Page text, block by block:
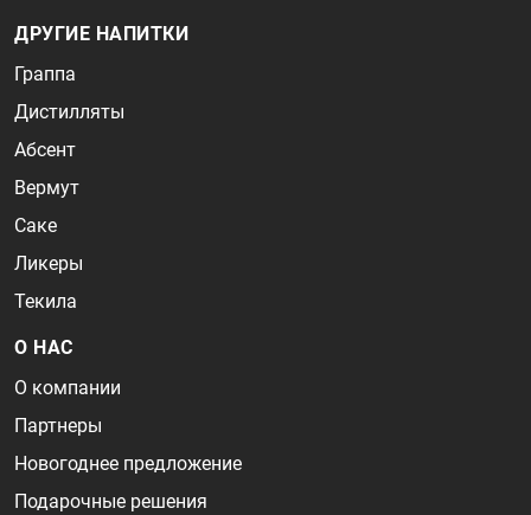
ДРУГИЕ НАПИТКИ
Граппа
Дистилляты
Абсент
Вермут
Саке
Ликеры
Текила
О НАС
О компании
Партнеры
Новогоднее предложение
Подарочные решения